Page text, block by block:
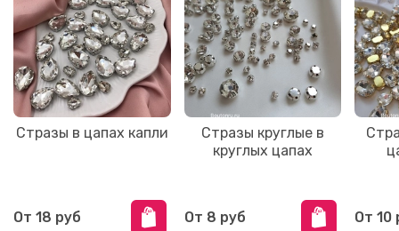
Стразы в цапах капли
От 18 руб
Стразы круглые в
круглых цапах
От 8 руб От 10